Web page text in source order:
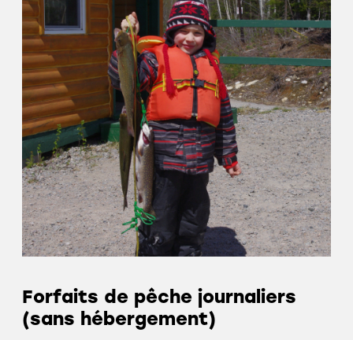
Forfaits de pêche journaliers
(sans hébergement)